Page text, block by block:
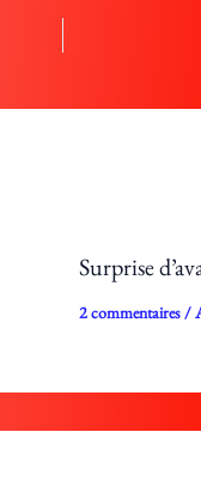
Surprise
2 commentaires /